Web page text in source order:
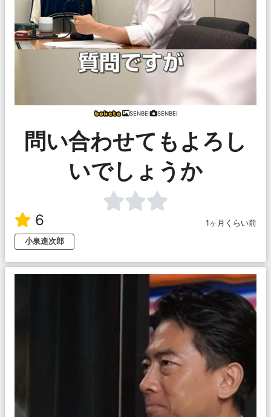
SENBEI SENBEI
問い合わせてもよろし
いでしょうか
6
1ヶ月くらい前
小泉進次郎